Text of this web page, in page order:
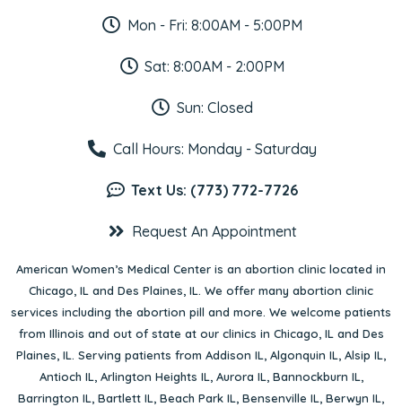
Mon - Fri: 8:00AM - 5:00PM
Sat: 8:00AM - 2:00PM
Sun: Closed
Call Hours: Monday - Saturday
Text Us: (773) 772-7726
Request An Appointment
American Women’s Medical Center is an abortion clinic located in
Chicago, IL and Des Plaines, IL. We offer many abortion clinic
services including the abortion pill and more. We welcome patients
from Illinois and out of state at our clinics in Chicago, IL and Des
Plaines, IL. Serving patients from Addison IL, Algonquin IL, Alsip IL,
Antioch IL, Arlington Heights IL, Aurora IL, Bannockburn IL,
Barrington IL, Bartlett IL, Beach Park IL, Bensenville IL, Berwyn IL,